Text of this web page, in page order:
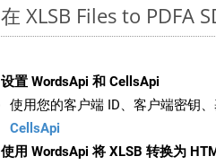
在 XLSB Files to PDFA
设置 WordsApi 和 CellsApi
使用您的客户端 ID、客户端密钥
CellsApi
使用 WordsApi 将 XLSB 转换为